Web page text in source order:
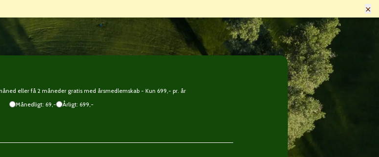
×
eller få 2 måneder gratis med årsmedlemskab - Kun 699,- pr. år
Månedligt: 69,-
Årligt: 699,-